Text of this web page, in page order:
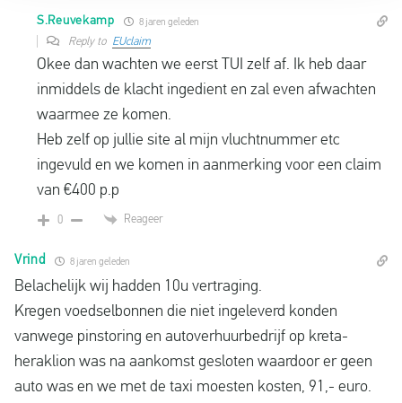
S.Reuvekamp 8 jaren geleden
Reply to EUclaim
Okee dan wachten we eerst TUI zelf af. Ik heb daar
inmiddels de klacht ingedient en zal even afwachten
waarmee ze komen.
Heb zelf op jullie site al mijn vluchtnummer etc
ingevuld en we komen in aanmerking voor een claim
van €400 p.p
0 Reageer
Vrind 8 jaren geleden
Belachelijk wij hadden 10u vertraging.
Kregen voedselbonnen die niet ingeleverd konden
vanwege pinstoring en autoverhuurbedrijf op kreta-
heraklion was na aankomst gesloten waardoor er geen
auto was en we met de taxi moesten kosten, 91,- euro.